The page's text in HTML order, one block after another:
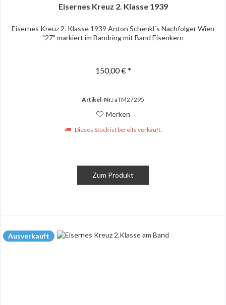
Eisernes Kreuz 2. Klasse 1939
Eisernes Kreuz 2. Klasse 1939 Anton Schenkl´s Nachfolger Wien
"27" markiert im Bandring mit Band Eisenkern
150,00 € *
Artikel-Nr.:aTM27295
Merken
Dieses Stück ist bereits verkauft.
Zum Produkt
Ausverkauft